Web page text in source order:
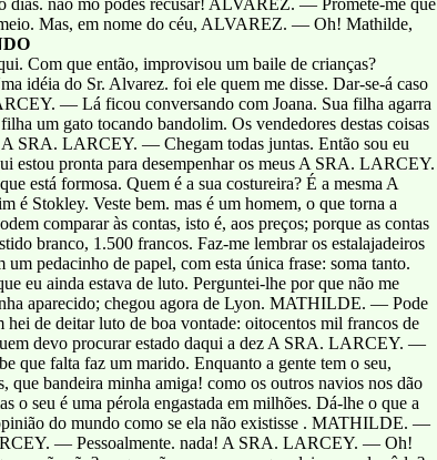
Mas, em nome do céu, ALVAREZ. — Oh! Mathilde,
Com que então, improvisou um baile de crianças?
do Sr. Alvarez. foi ele quem me disse. Dar-se-á caso
— Lá ficou conversando com Joana. Sua filha agarra
um gato tocando bandolim. Os vendedores destas coisas
SRA. LARCEY. — Chegam todas juntas. Então sou eu
estou pronta para desempenhar os meus A SRA. LARCEY.
está formosa. Quem é a sua costureira? É a mesma A
Stokley. Veste bem. mas é um homem, o que torna a
comparar às contas, isto é, aos preços; porque as contas
branco, 1.500 francos. Faz-me lembrar os estalajadeiros
pedacinho de papel, com esta única frase: soma tanto.
eu ainda estava de luto. Perguntei-lhe por que não me
aparecido; chegou agora de Lyon. MATHILDE. — Pode
de deitar luto de boa vontade: oitocentos mil francos de
devo procurar estado daqui a dez A SRA. LARCEY. —
que falta faz um marido. Enquanto a gente tem o seu,
que bandeira minha amiga! como os outros navios nos dão
o seu é uma pérola engastada em milhões. Dá-lhe o que a
do mundo como se ela não existisse . MATHILDE. —
— Pessoalmente. nada! A SRA. LARCEY. — Oh!